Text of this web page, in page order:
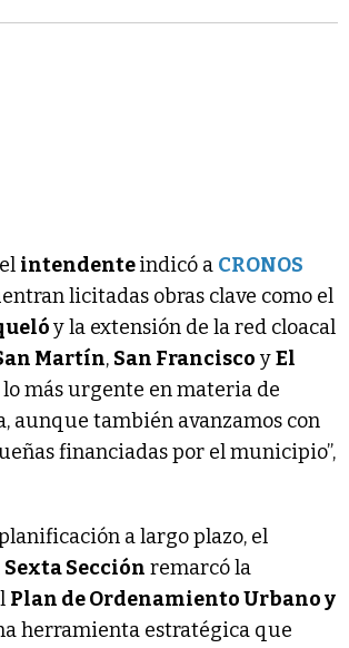
intendenteindicó a CRONOS
licitadas obras clave como el
y la extensión de la red cloacal
Martín, San Francisco yEl
lo más urgente en materia de
aunque también avanzamos con
financiadas por el municipio”,
a largo plazo, el
Sexta Sección remarcó la
Plan de Ordenamiento Urbano y
herramienta estratégica que